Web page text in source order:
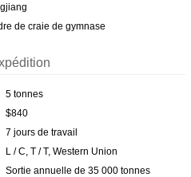
de craie de gymnase
5 tonnes
$840
7 jours de travail
L / C, T / T, Western Union
Sortie annuelle de 35 000 tonnes